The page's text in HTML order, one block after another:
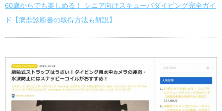
60歳からでも楽しめる！ シニア向けスキューバダイビング完全ガイ
ド【病歴診断書の取得方法も解説】